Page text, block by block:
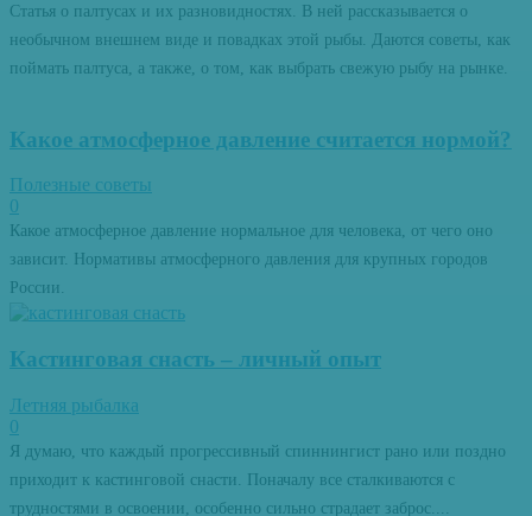
Статья о палтусах и их разновидностях. В ней рассказывается о
необычном внешнем виде и повадках этой рыбы. Даются советы, как
поймать палтуса, а также, о том, как выбрать свежую рыбу на рынке.
Какое атмосферное давление считается нормой?
Полезные советы
0
Какое атмосферное давление нормальное для человека, от чего оно
зависит. Нормативы атмосферного давления для крупных городов
России.
Кастинговая снасть – личный опыт
Летняя рыбалка
0
Я думаю, что каждый прогрессивный спиннингист рано или поздно
приходит к кастинговой снасти. Поначалу все сталкиваются с
трудностями в освоении, особенно сильно страдает заброс....